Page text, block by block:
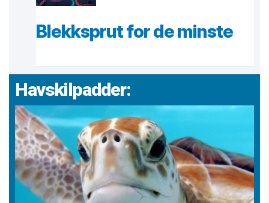
Blekksprut for de minste
Havskilpadder: